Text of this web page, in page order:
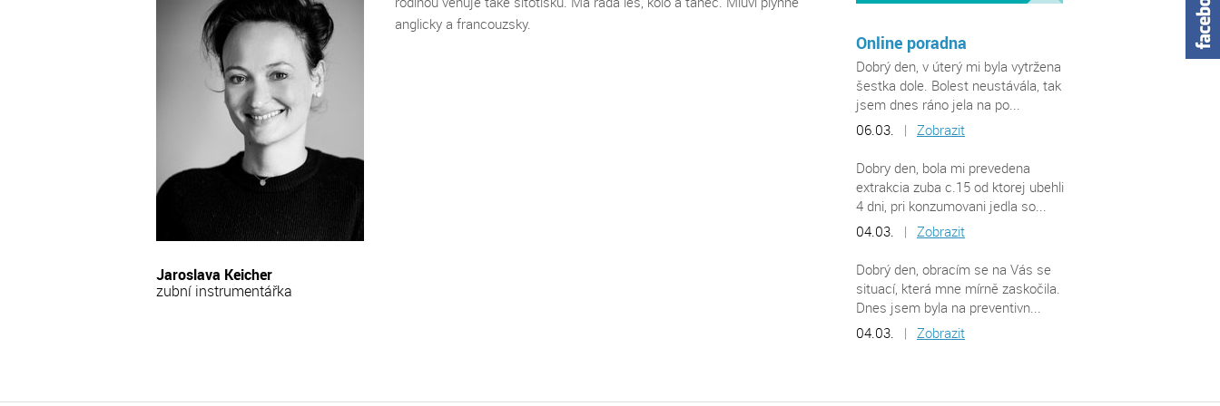
Jaroslava Keicher
zubní instrumentářka
anglicky a francouzsky.
Online poradna
Dobrý den, v úterý mi byla vytržena
šestka dole. Bolest neustávála, tak
jsem dnes ráno jela na po...
06.03.
| Zobrazit
Dobry den, bola mi prevedena
extrakcia zuba c.15 od ktorej ubehli
4 dni, pri konzumovani jedla so...
04.03.
| Zobrazit
Dobrý den, obracím se na Vás se
situací, která mne mírně zaskočila.
Dnes jsem byla na preventivn...
04.03.
| Zobrazit
Autotransplantace zubu
Zubní kaz
Úrazy zubů
MgA. Kristýna Žižková, DiS.